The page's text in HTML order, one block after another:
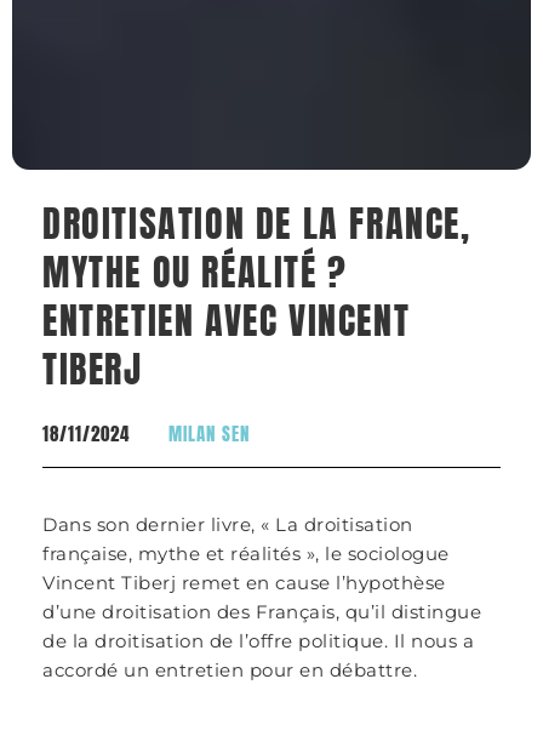
DROITISATION DE LA FRANCE,
MYTHE OU RÉALITÉ ?
ENTRETIEN AVEC VINCENT
TIBERJ
18/11/2024 MILAN SEN
Dans son dernier livre, « La droitisation
française, mythe et réalités », le sociologue
Vincent Tiberj remet en cause l’hypothèse
d’une droitisation des Français, qu’il distingue
de la droitisation de l’offre politique. Il nous a
accordé un entretien pour en débattre.